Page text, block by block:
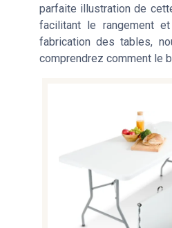
parfaite illustration de
facilitant le rangement
fabrication des tables,
comprendrez comment le